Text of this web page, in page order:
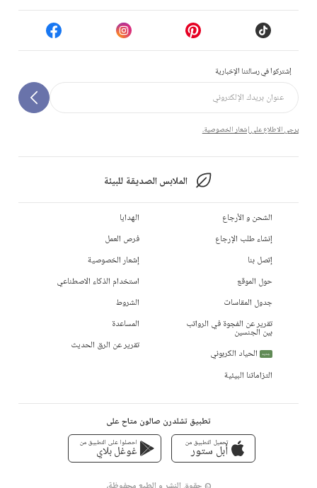
إشتركوا في رسالتنا الإخبارية
يرجى الاطلاع على إشعار الخصوصية.
الملابس الصديقة للبيئة
الشحن و الأرجاع
إنشاء طلب الإرجاع
إتصل بنا
حول الموقع
جدول المقاسات
تقرير عن الفجوة في الرواتب
بين الجنسين
جديد
الحياد الكربوني
التزاماتنا البيئية
الهدايا
فرص العمل
إشعار الخصوصية
استخدام الذكاء الاصطناعي
الشروط
المساعدة
تقرير عن الرق الحديث
تطبيق تشلدرن صالون متاح على
تحميل التطبيق من
أبل ستور
احصلوا على التطبيق من
غوغل بلاي